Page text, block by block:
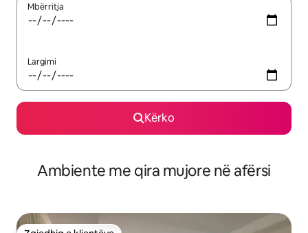
Mbërritja
Largimi
Kërko
Ambiente me qira mujore në afërsi